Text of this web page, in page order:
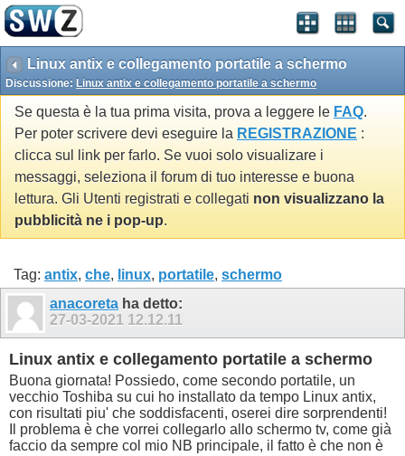
Linux antix e collegamento portatile a schermo
Discussione: Linux antix e collegamento portatile a schermo
Se questa è la tua prima visita, prova a leggere le FAQ.
Per poter scrivere devi eseguire la REGISTRAZIONE :
clicca sul link per farlo. Se vuoi solo visualizare i
messaggi, seleziona il forum di tuo interesse e buona
lettura. Gli Utenti registrati e collegati non visualizzano la
pubblicità ne i pop-up.
Tag: antix, che, linux, portatile, schermo
anacoreta ha detto:
27-03-2021 12.12.11
Linux antix e collegamento portatile a schermo
Buona giornata! Possiedo, come secondo portatile, un
vecchio Toshiba su cui ho installato da tempo Linux antix,
con risultati piu' che soddisfacenti, oserei dire sorprendenti!
Il problema è che vorrei collegarlo allo schermo tv, come già
faccio da sempre col mio NB principale, il fatto è che non è